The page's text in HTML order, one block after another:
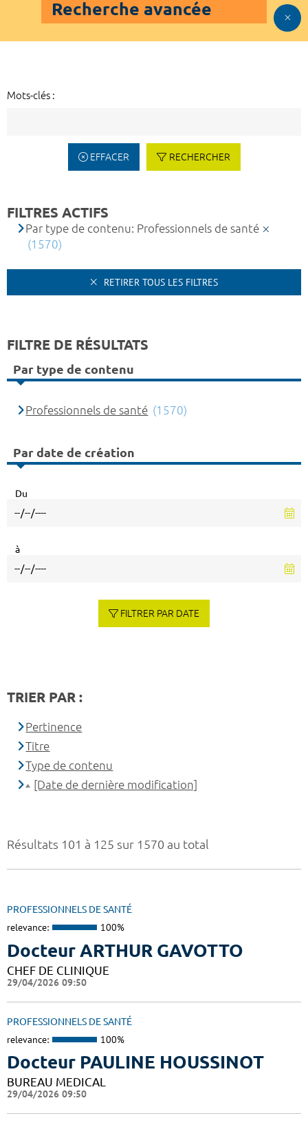
Recherche avancée
Mots-clés :
EFFACER RECHERCHER
Résultats 101 à 125 sur 1570 au total
PROFESSIONNELS DE SANTÉ
relevance: 100%
Docteur ARTHUR GAVOTTO
CHEF DE CLINIQUE
29/04/2026 09:50
PROFESSIONNELS DE SANTÉ
relevance: 100%
Docteur PAULINE HOUSSINOT
BUREAU MEDICAL
29/04/2026 09:50
FILTRES ACTIFS
Par type de contenu: Professionnels de santé
(1570)
RETIRER TOUS LES FILTRES
FILTRE DE RÉSULTATS
Par type de contenu
Professionnels de santé (1570)
Par date de création
Du
à
FILTRER PAR DATE
TRIER PAR :
Pertinence
Titre
Type de contenu
[Date de dernière modification]